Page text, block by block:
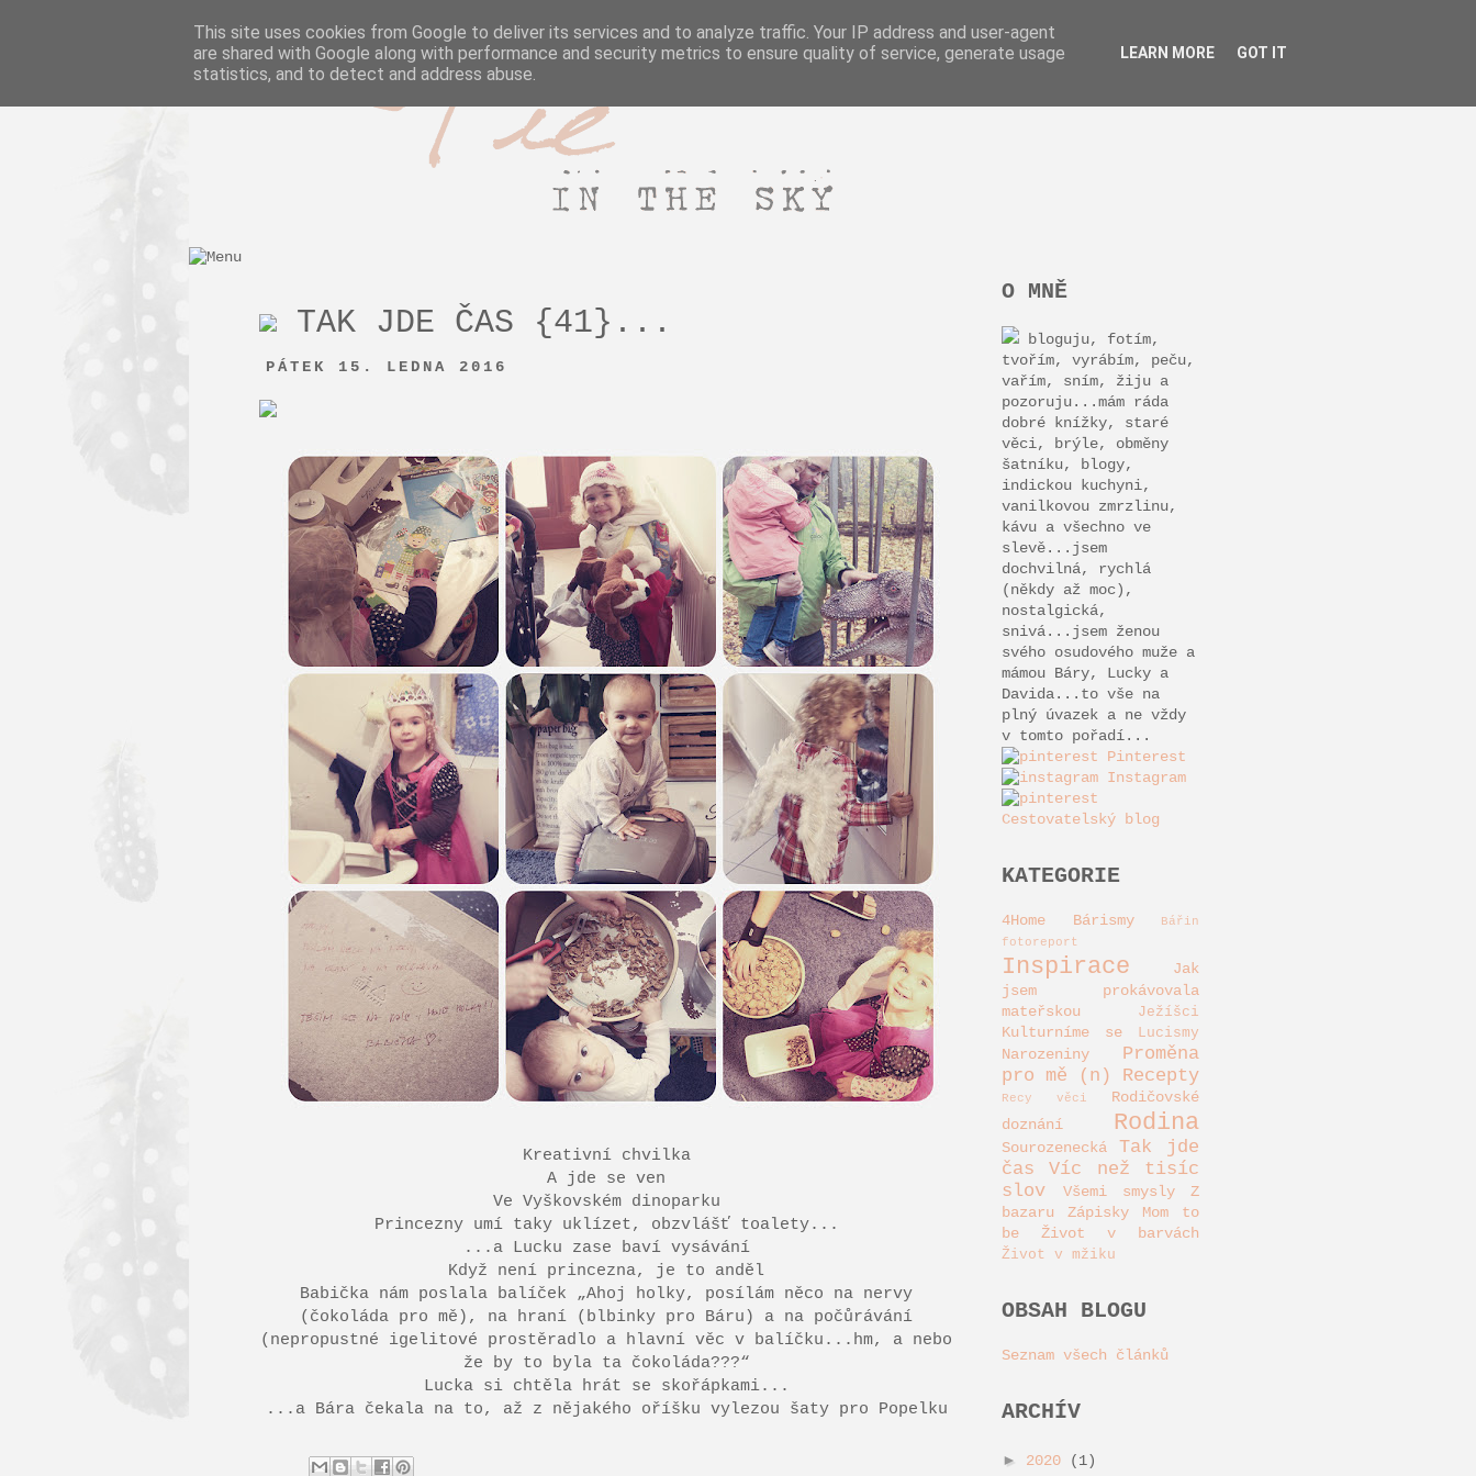
Pie in the sky
TAK JDE ČAS {41}...
PÁTEK 15. LEDNA 2016
Kreativní chvilka
A jde se ven
Ve Vyškovském dinoparku
Princezny umí taky uklízet, obzvlášť toalety...
...a Lucku zase baví vysávání
Když není princezna, je to anděl
Babička nám poslala balíček „Ahoj holky, posílám něco na nervy
(čokoláda pro mě), na hraní (blbinky pro Báru) a na počůrávání
(nepropustné igelitové prostěradlo a hlavní věc v balíčku...hm, a nebo
že by to byla ta čokoláda???“
Lucka si chtěla hrát se skořápkami...
...a Bára čekala na to, až z nějakého oříšku vylezou šaty pro Popelku
O MNĚ
bloguju, fotím,
tvořím, vyrábím, peču,
vařím, sním, žiju a
pozoruju...mám ráda
dobré knížky, staré
věci, brýle, obměny
šatníku, blogy,
indickou kuchyni,
vanilkovou zmrzlinu,
kávu a všechno ve
slevě...jsem
dochvilná, rychlá
(někdy až moc),
nostalgická,
snivá...jsem ženou
svého osudového muže a
mámou Báry, Lucky a
Davida...to vše na
plný úvazek a ne vždy
v tomto pořadí...
Pinterest
Instagram
Cestovatelský blog
KATEGORIE
4Home Bárismy
Bářin
fotoreport
Inspirace
Jak
jsem prokávovala
mateřskou
Ježíšci
Kulturníme se Lucismy
Narozeniny
Proměna
pro mě (n)
Recepty
Recy věci
Rodičovské
doznání
Rodina
Sourozenecká
Tak jde
čas
Víc než tisíc
slov
Všemi smysly
Z
bazaru
Zápisky Mom to
be
Život v barvách
Život v mžiku
OBSAH BLOGU
Seznam všech článků
ARCHÍV
► 2020
(1)
This site uses cookies from Google to deliver its services and to analyze traffic. Your IP address and user-agent
are shared with Google along with performance and security metrics to ensure quality of service, generate usage
statistics, and to detect and address abuse.
LEARN MORE GOT IT